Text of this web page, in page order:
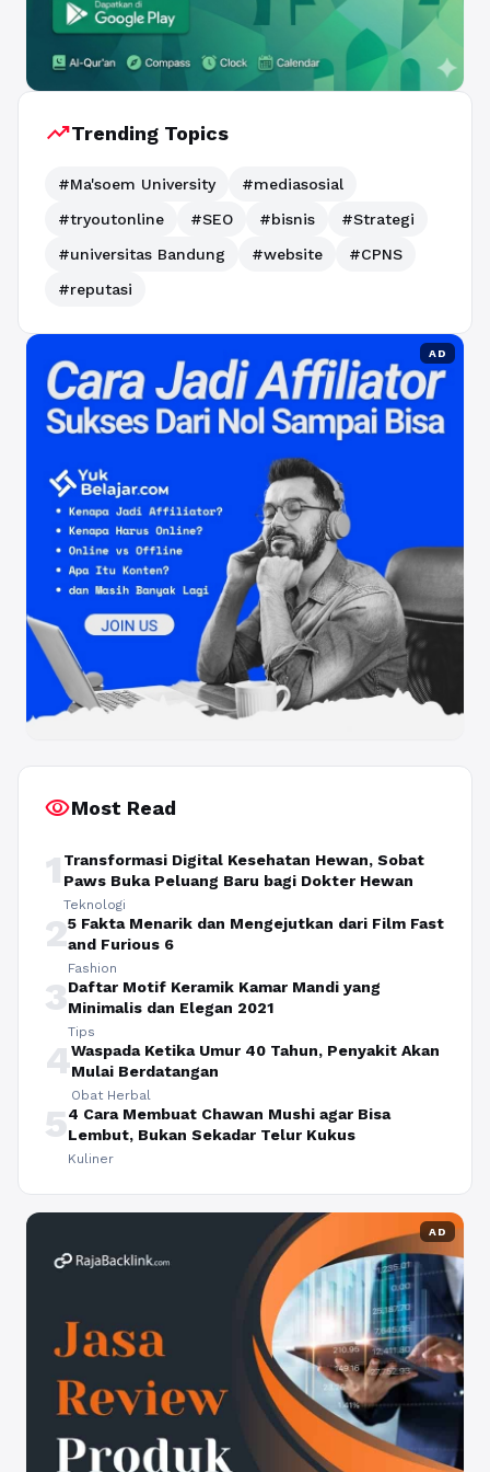
trending_upTrending Topics
#Ma'soem University
#mediasosial
#tryoutonline
#SEO #bisnis
#Strategi
#universitas Bandung
#website
#CPNS
#reputasi
AD
visibilityMost Read
1 Transformasi Digital Kesehatan Hewan, Sobat
Paws Buka Peluang Baru bagi Dokter Hewan
Teknologi
25 Fakta Menarik dan Mengejutkan dari Film Fast
and Furious 6
Fashion
3Daftar Motif Keramik Kamar Mandi yang
Minimalis dan Elegan 2021
Tips
4Waspada Ketika Umur 40 Tahun, Penyakit Akan
Mulai Berdatangan
Obat Herbal
54 Cara Membuat Chawan Mushi agar Bisa
Lembut, Bukan Sekadar Telur Kukus
Kuliner
AD